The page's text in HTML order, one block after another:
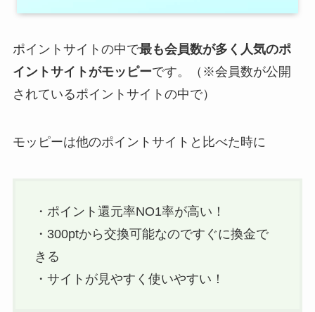
ポイントサイトの中で最も会員数が多く人気のポ
イントサイトがモッピーです。（※会員数が公開
されているポイントサイトの中で）
モッピーは他のポイントサイトと比べた時に
・ポイント還元率NO1率が高い！
・300ptから交換可能なのですぐに換金で
きる
・サイトが見やすく使いやすい！